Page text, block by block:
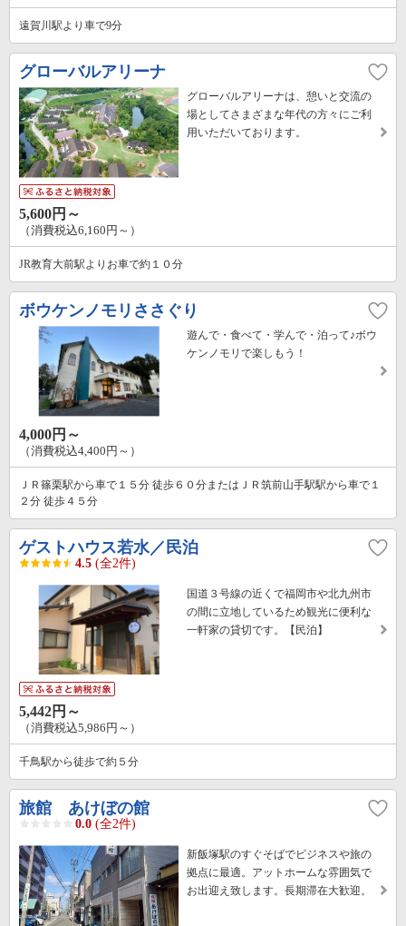
遠賀川駅より車で9分
グローバルアリーナ
グローバルアリーナは、憩いと交流の
場としてさまざまな年代の方々にご利
用いただいております。
5,600円～
（消費税込6,160円～）
JR教育大前駅よりお車で約１０分
ボウケンノモリささぐり
遊んで・食べて・学んで・泊って♪ボウ
ケンノモリで楽しもう！
4,000円～
（消費税込4,400円～）
ＪＲ篠栗駅から車で１５分 徒歩６０分またはＪＲ筑前山手駅駅から車で１
２分 徒歩４５分
ゲストハウス若水／民泊
4.5 (全2件)
国道３号線の近くで福岡市や北九州市
の間に立地しているため観光に便利な
一軒家の貸切です。【民泊】
5,442円～
（消費税込5,986円～）
千鳥駅から徒歩で約５分
旅館 あけぼの館
0.0 (全2件)
新飯塚駅のすぐそばでビジネスや旅の
拠点に最適。アットホームな雰囲気で
お出迎え致します。長期滞在大歓迎。